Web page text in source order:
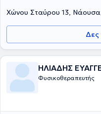
Χώνου Σταύρου 13,
Δες
ΗΛΙΑΔΗΣ
Φυσικοθεραπευτής